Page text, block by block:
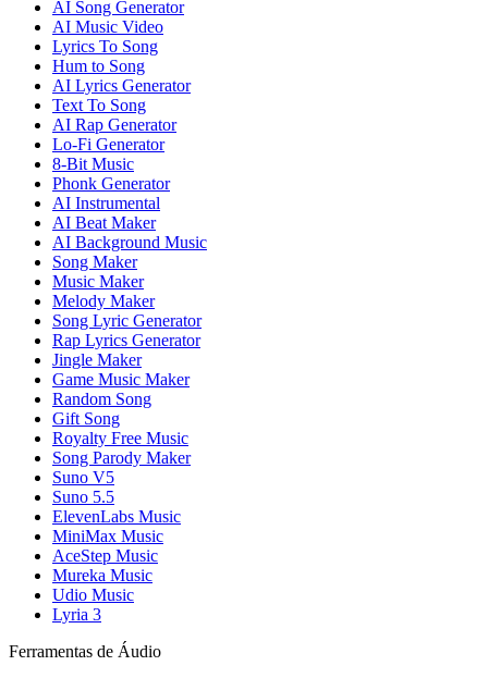
AI Song Generator
AI Music Video
Lyrics To Song
Hum to Song
AI Lyrics Generator
Text To Song
AI Rap Generator
Lo-Fi Generator
8-Bit Music
Phonk Generator
AI Instrumental
AI Beat Maker
AI Background Music
Song Maker
Music Maker
Melody Maker
Song Lyric Generator
Rap Lyrics Generator
Jingle Maker
Game Music Maker
Random Song
Gift Song
Royalty Free Music
Song Parody Maker
Suno V5
Suno 5.5
ElevenLabs Music
MiniMax Music
AceStep Music
Mureka Music
Udio Music
Lyria 3
Ferramentas de Áudio